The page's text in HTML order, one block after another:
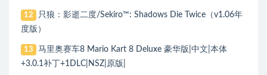
12
只狼：影逝二度/Sekiro™: Shadows Die Twice（v1.06年
度版）
13
马里奥赛车8 Mario Kart 8 Deluxe 豪华版|中文|本体
+3.0.1补丁+1DLC|NSZ|原版|